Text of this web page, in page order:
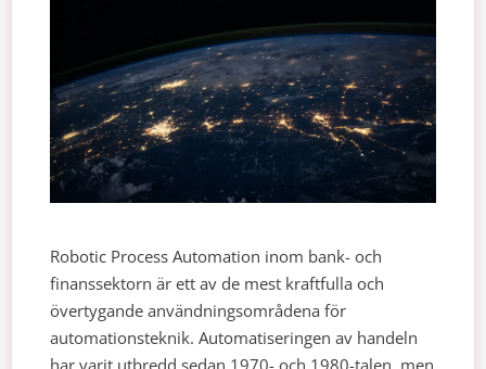
Robotic Process Automation inom bank- och
finanssektorn är ett av de mest kraftfulla och
övertygande användningsområdena för
automationsteknik. Automatiseringen av handeln